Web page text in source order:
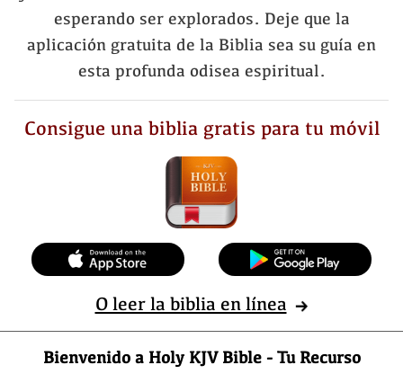
esperando ser explorados. Deje que la
aplicación gratuita de la Biblia sea su guía en
esta profunda odisea espiritual.
Consigue una biblia gratis para tu móvil
O leer la biblia en línea
Bienvenido a Holy KJV Bible - Tu Recurso